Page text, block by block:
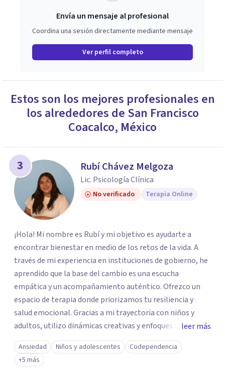
Envía un mensaje al profesional
Coordina una sesión directamente mediante mensaje
Ver perfil completo
Estos son los mejores profesionales en
los alrededores de San Francisco
Coacalco, México
3 Rubí Chávez Melgoza
Lic. Psicología Clínica
No verificado Terapia Online
¡Hola! Mi nombre es Rubí y mi objetivo es ayudarte a
encontrar bienestar en medio de los retos de la vida. A
través de mi experiencia en instituciones de gobierno, he
aprendido que la base del cambio es una escucha
empática y un acompañamiento auténtico. ​Ofrezco un
espacio de terapia donde priorizamos tu resiliencia y
salud emocional. Gracias a mi trayectoria con niños y
adultos, utilizo dinámicas creativas y enfoques adaptados
a tus necesidades específicas. Estoy aquí para escucharte
y brindarte las herramientas necesarias para fortalecer
tu paz mental.
leer más
Ansiedad Niños y adolescentes
Codependencia
+5 más